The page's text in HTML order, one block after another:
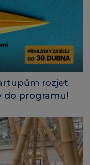
rozjet
do programu!